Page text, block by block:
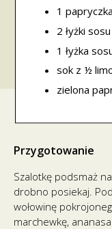
1
2 łyżki
1 łyżka
sok z ½
zielona
Przygotowanie
Szalotkę podsmaż
drobno posiekaj.
wołowinę
marchewkę,